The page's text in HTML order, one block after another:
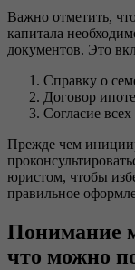
Важно отметить,
капитала
документов. Это
Справку о
Договор
Согласие всех
Прежде чем
юристом, чтобы
правильное
Понимание
что можно